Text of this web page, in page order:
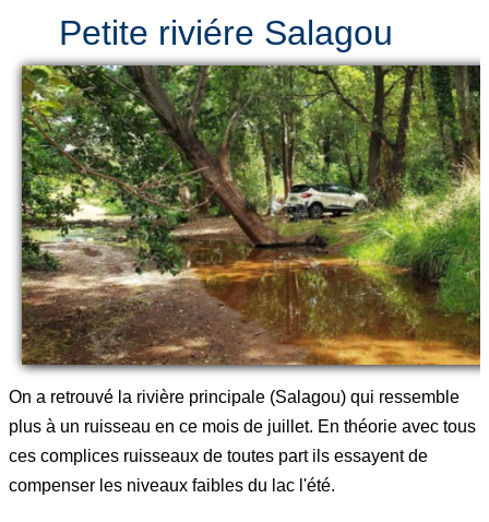
Petite riviére Salagou
On a retrouvé la rivière principale (Salagou) qui ressemble
plus à un ruisseau en ce mois de juillet. En théorie avec tous
ces complices ruisseaux de toutes part ils essayent de
compenser les niveaux faibles du lac l'été.